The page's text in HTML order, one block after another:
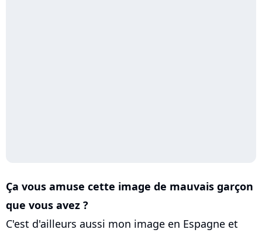
Ça vous amuse cette image de mauvais garçon
que vous avez ?
C'est d'ailleurs aussi mon image en Espagne et